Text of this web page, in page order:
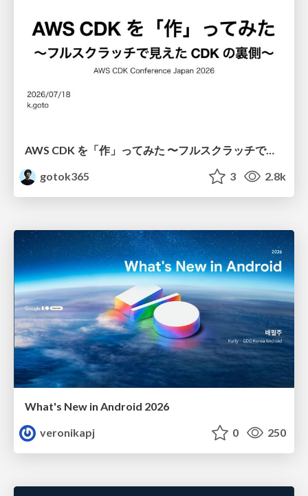
AWS CDK を「作」ってみた 〜フルスクラッチで見えた CDK の裏側〜 / aws-cdk-from-scratch
gotok365
3 2.8k
What's New in Android 2026
veronikapj
0 250